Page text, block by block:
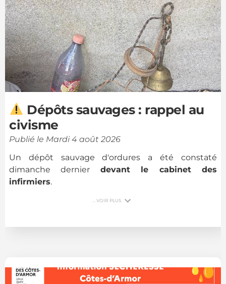
2
Dépôts sauvages : rappel au
civisme
Publié le Mardi 4 août 2026
Un dépôt sauvage d'ordures a été constaté
dimanche dernier devant le cabinet des
infirmiers.
... VOIR PLUS